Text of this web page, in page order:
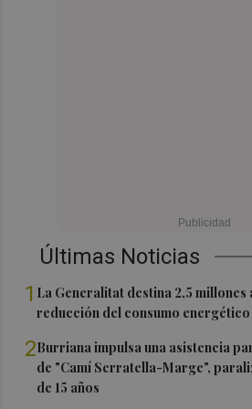
Últimas Noticias
1 La Generalitat destina 2,5
reducción del consumo energético
2Burriana impulsa una asistencia
de "Camí Serratella-Marge",
de 15 años